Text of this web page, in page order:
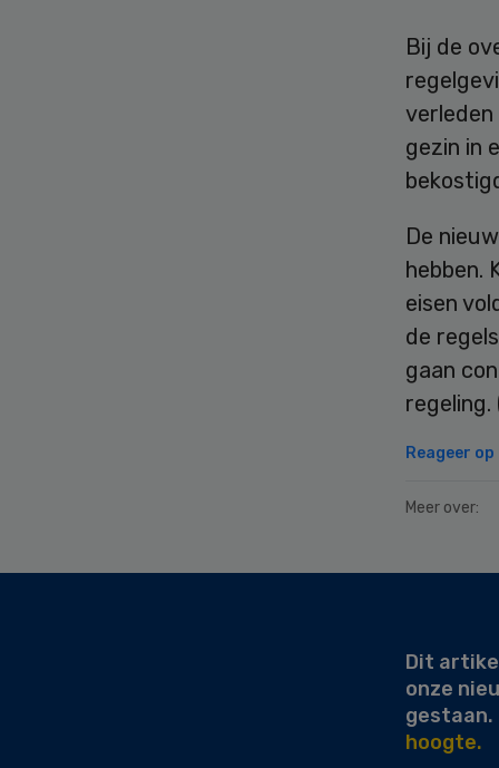
Bij de
gezin in
De
hebben.
eisen
de
gaan
regeling.
Reageer
Meer over:
Dit
onze
gestaan.
hoogte.